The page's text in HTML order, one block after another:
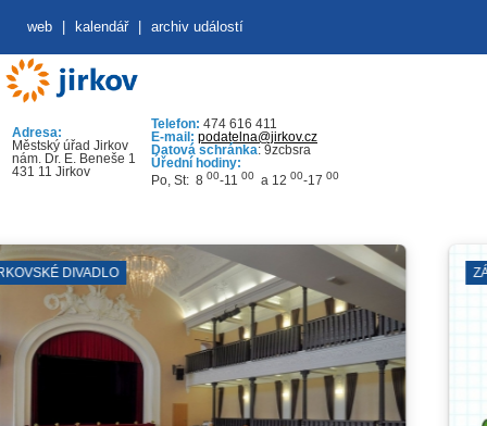
web kalendář archiv událostí
Adresa:
Městský úřad Jirkov
nám. Dr. E. Beneše 1
431 11 Jirkov
Telefon: 474 616 411
E-mail: podatelna@jirkov.cz
Datová schránka: 9zcbsra
Úřední hodiny:
Po, St: 8 00-11 00 a 12 00-17 00
ZÁKLADNÍ ŠKOLY